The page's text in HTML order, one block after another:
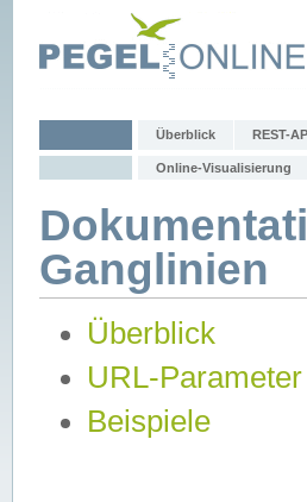
Überblick REST-
Online-Visualisierung
Ganglinien
Überblick
URL-Parameter
Beispiele